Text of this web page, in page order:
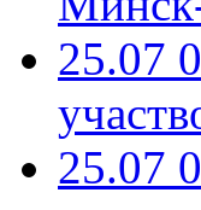
25.07
25.07